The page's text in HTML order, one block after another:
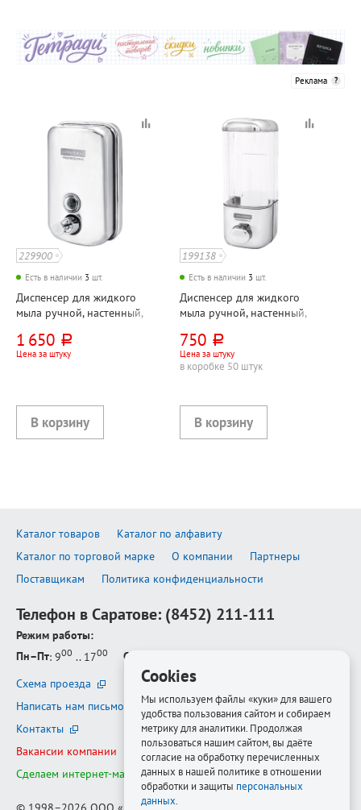
Реклама
229900
Есть в наличии 3 шт.
Диспенсер для жидкого
мыла ручной, настенный,
(Professional)", 500мл,
нержавеющая сталь
1 650 руб.
Цена за штуку
199138
Есть в наличии 3 шт.
Диспенсер для жидкого
мыла ручной, настенный,
(Professional)", 500мл,
пластик, хром
750 руб.
Цена за штуку
в коробке 50 штук
Каталог товаров
Каталог по алфавиту
Каталог по торговой марке
О компании
Партнеры
Поставщикам
Политика конфиденциальности
Телефон в Саратове: (8452) 211-111
Режим работы:
Пн–Пт: 900 .. 1700 Сб–Вс
Схема проезда
Написать нам письмо
Контакты
Вакансии компании
Сделаем интернет-магазин ещё лучше
Cookies
Мы используем файлы «куки» для вашего
удобства пользования сайтом и собираем
метрику для аналитики. Продолжая
пользоваться нашим сайтом, вы даёте
согласие на обработку перечисленных
данных в нашей политике в отношении
обработки и защиты персональных
данных